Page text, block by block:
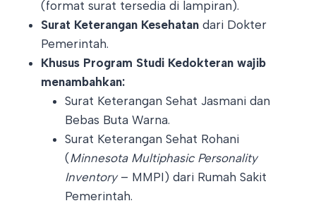
(format surat tersedia di lampiran).
Surat Keterangan Kesehatan dari Dokter
Pemerintah.
Khusus Program Studi Kedokteran wajib
menambahkan:
Surat Keterangan Sehat Jasmani dan
Bebas Buta Warna.
Surat Keterangan Sehat Rohani
(Minnesota Multiphasic Personality
Inventory– MMPI) dari Rumah Sakit
Pemerintah.